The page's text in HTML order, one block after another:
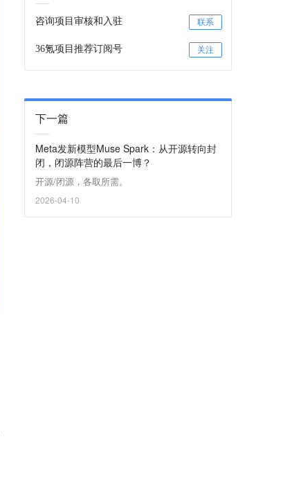
咨询项目审核和入驻 联系
36氪项目推荐订阅号 关注
下一篇
Meta发新模型Muse Spark：从开源转向封
闭，闭源阵营的最后一博？
开源/闭源，各取所需。
2026-04-10